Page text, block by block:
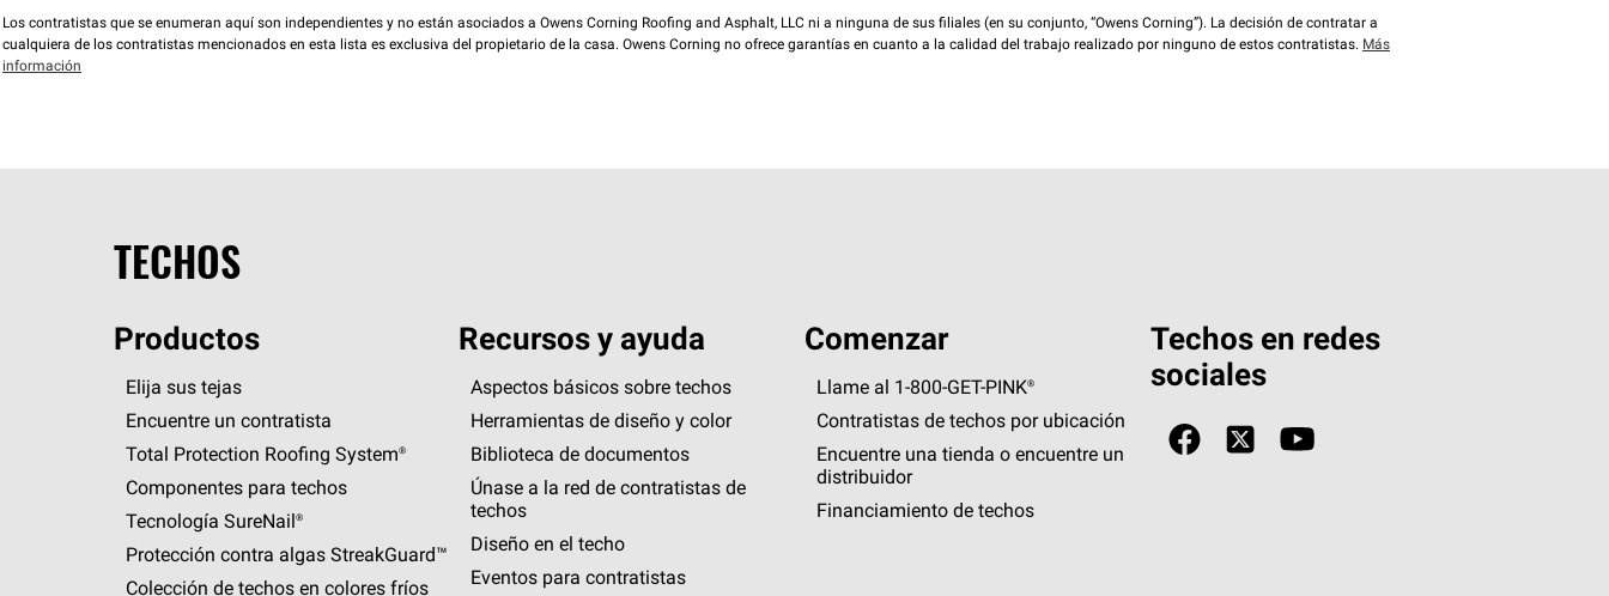
Los contratistas que se enumeran aquí son independientes y no están asociados a Owens Corning Roofing and Asphalt, LLC ni a ninguna de sus filiales (en su conjunto, “Owens Corning”). La decisión de contratar a
cualquiera de los contratistas mencionados en esta lista es exclusiva del propietario de la casa. Owens Corning no ofrece garantías en cuanto a la calidad del trabajo realizado por ninguno de estos contratistas. Más
información
TECHOS
Productos
Elija sus tejas
Encuentre un contratista
Total Protection Roofing System®
Componentes para techos
Tecnología SureNail®
Protección contra algas StreakGuard™
Colección de techos en colores fríos
Recursos y ayuda
Aspectos básicos sobre techos
Herramientas de diseño y color
Biblioteca de documentos
Únase a la red de contratistas de
techos
Diseño en el techo
Eventos para contratistas
Comenzar
Llame al 1-800-GET -PINK®
Contratistas de techos por ubicación
Encuentre una tienda o encuentre un
distribuidor
Financiamiento de techos
Techos en redes
sociales